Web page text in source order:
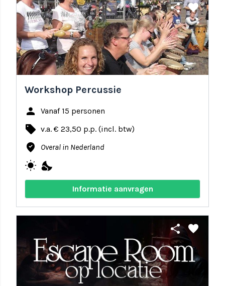
share favorite
Workshop Percussie
person Vanaf 15 personen
local_offer v.a. € 23,50 p.p. (incl. btw)
where_to_vote Overal in Nederland
wb_sunny nights_stay
Informatie aanvragen
share favorite